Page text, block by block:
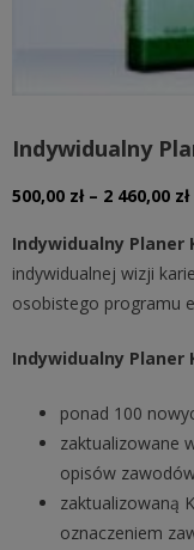
Indywidualny
500,00 zł – 2 460,00 zł
Indywidualny Planer
indywidualnej wizji
osobistego programu
Indywidualny Planer
ponad 100
zaktualizowane
opisów
zaktualizowaną
oznaczeniem